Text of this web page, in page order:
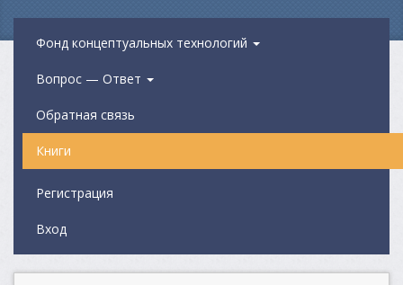
Фонд концептуальных технологий
Вопрос — Ответ
Обратная связь
Книги
Регистрация
Вход